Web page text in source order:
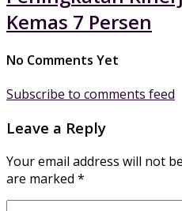
Kemas 7 Persen
No Comments Yet
Subscribe to comments feed
Leave a Reply
Your email address will not
are marked *